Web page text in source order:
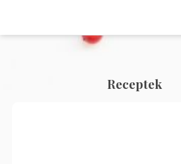
Receptek